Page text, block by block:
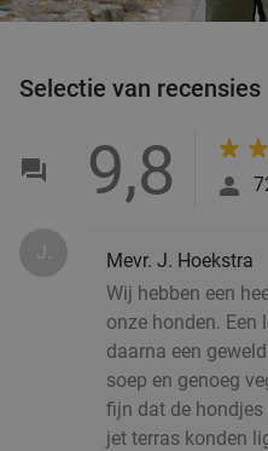
Selectie van recensies
9,8
J.
Mevr. J. Hoekstra
Wij hebben een
onze honden. Een
daarna een
soep en genoeg
fijn dat de
jet terras konden